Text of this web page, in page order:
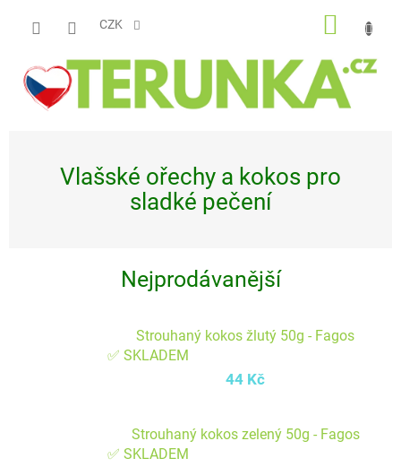
CZK
Vlašské ořechy a kokos pro
sladké pečení
Nejprodávanější
Strouhaný kokos žlutý 50g - Fagos
✅ SKLADEM
44 Kč
Strouhaný kokos zelený 50g - Fagos
✅ SKLADEM